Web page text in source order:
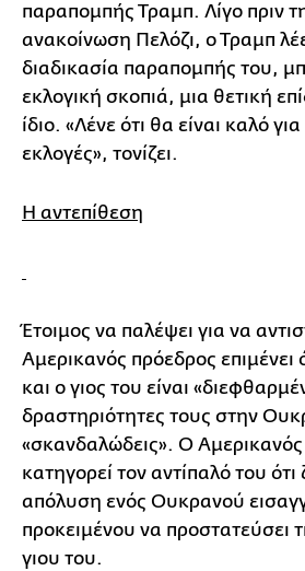
παραπομπής Τραμπ. Λίγο πριν
ανακοίνωση Πελόζι, ο Τραμπ
διαδικασία παραπομπής του,
εκλογική σκοπιά, μια θετική
ίδιο. «Λένε ότι θα είναι καλό
εκλογές», τονίζει.
Η αντεπίθεση
Έτοιμος να παλέψει για να
Αμερικανός πρόεδρος επιμένει
και ο γιος του είναι
δραστηριότητες τους στην
«σκανδαλώδεις». Ο
κατηγορεί τον αντίπαλό του
απόλυση ενός Ουκρανού
προκειμένου να προστατεύσει
γιου του.